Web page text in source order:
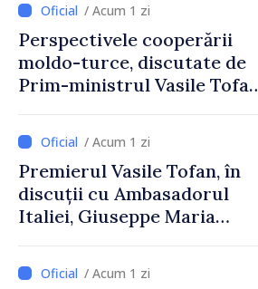
/ Acum 1 zi
Perspectivele cooperării
moldo-turce, discutate de
Prim-ministrul Vasile Tofan
Uygar Mustafa Sertel
/ Acum 1 zi
Premierul Vasile Tofan, în
discuții cu Ambasadorul
Italiei, Giuseppe Maria
/ Acum 1 zi